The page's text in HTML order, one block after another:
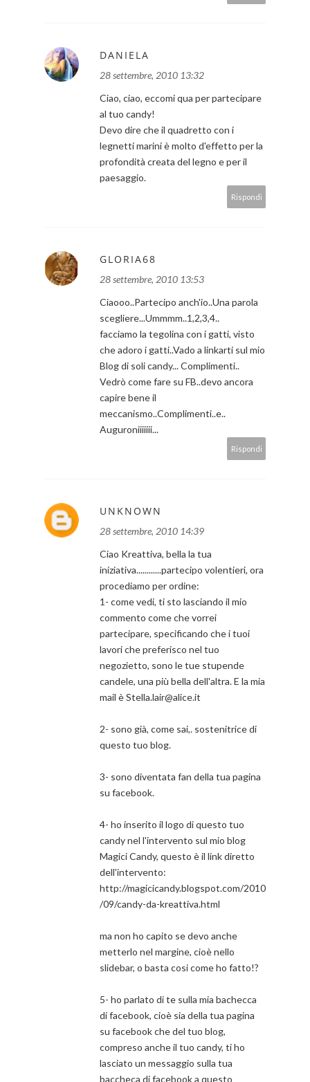
DANIELA
28 settembre, 2010 13:32
Ciao, ciao, eccomi qua per partecipare
al tuo candy!
Devo dire che il quadretto con i
legnetti marini è molto d'effetto per la
profondità creata del legno e per il
paesaggio.
Rispondi
GLORIA68
28 settembre, 2010 13:53
Ciaooo..Partecipo anch'io..Una parola
scegliere...Ummmm..1,2,3,4..
facciamo la tegolina con i gatti, visto
che adoro i gatti..Vado a linkarti sul mio
Blog di soli candy... Complimenti..
Vedrò come fare su FB..devo ancora
capire bene il
meccanismo..Complimenti..e..
Auguroniiiiiii...
Rispondi
UNKNOWN
28 settembre, 2010 14:39
Ciao Kreattiva, bella la tua
iniziativa............partecipo volentieri, ora
procediamo per ordine:
1- come vedi, ti sto lasciando il mio
commento come che vorrei
partecipare, specificando che i tuoi
lavori che preferisco nel tuo
negozietto, sono le tue stupende
candele, una più bella dell'altra. E la mia
mail è Stella.lair@alice.it
2- sono già, come sai,. sostenitrice di
questo tuo blog.
3- sono diventata fan della tua pagina
su facebook.
4- ho inserito il logo di questo tuo
candy nel l'intervento sul mio blog
Magici Candy, questo è il link diretto
dell'intervento:
http://magicicandy.blogspot.com/2010
/09/candy-da-kreattiva.html
ma non ho capito se devo anche
metterlo nel margine, cioè nello
slidebar, o basta cosi come ho fatto!?
5- ho parlato di te sulla mia bachecca
di facebook, cioè sia della tua pagina
su facebook che del tuo blog,
compreso anche il tuo candy, ti ho
lasciato un messaggio sulla tua
baccheca di facebook a questo